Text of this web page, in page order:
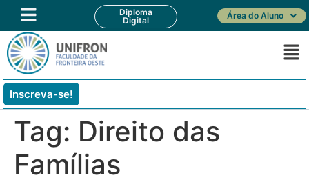
Diploma
Digital
Área do Aluno
Inscreva-se!
Tag: Direito das
Famílias